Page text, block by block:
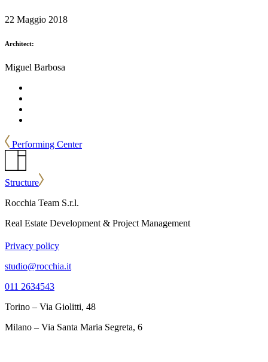
22 Maggio 2018
Architect:
Miguel Barbosa
Performing Center
Structure
Rocchia Team S.r.l.
Real Estate Development & Project Management
Privacy policy
studio@rocchia.it
011 2634543
Torino – Via Giolitti, 48
Milano – Via Santa Maria Segreta, 6